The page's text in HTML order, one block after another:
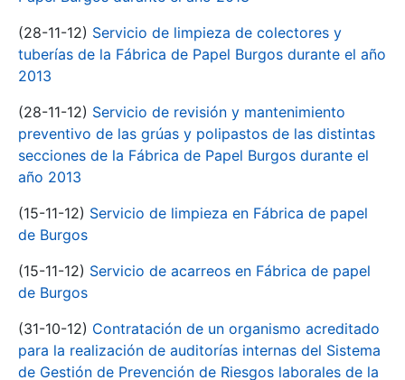
(28-11-12) Servicio de limpieza de colectores y
tuberías de la Fábrica de Papel Burgos durante el año
2013
(28-11-12) Servicio de revisión y mantenimiento
preventivo de las grúas y polipastos de las distintas
secciones de la Fábrica de Papel Burgos durante el
año 2013
(15-11-12) Servicio de limpieza en Fábrica de papel
de Burgos
(15-11-12) Servicio de acarreos en Fábrica de papel
de Burgos
(31-10-12) Contratación de un organismo acreditado
para la realización de auditorías internas del Sistema
de Gestión de Prevención de Riesgos laborales de la